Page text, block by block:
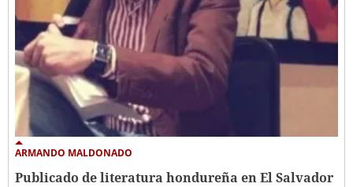
ARMANDO MALDONADO
Publicado de literatura hondureña en El Salvador